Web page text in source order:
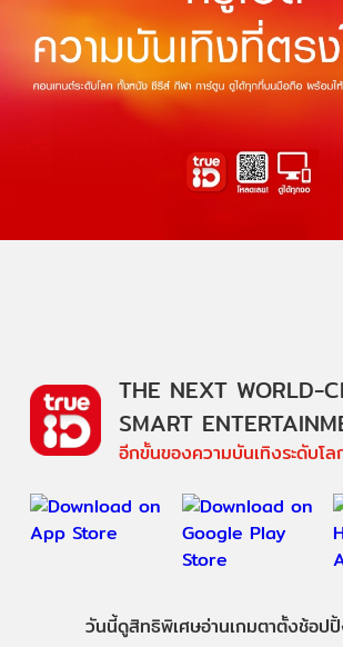
THE NEXT WORLD-
SMART
อีกขั้นของความบันเทิงระดับโ
วันนี้ดูสิทธิพิเศษอ่านเกมตาตั้งช้อป